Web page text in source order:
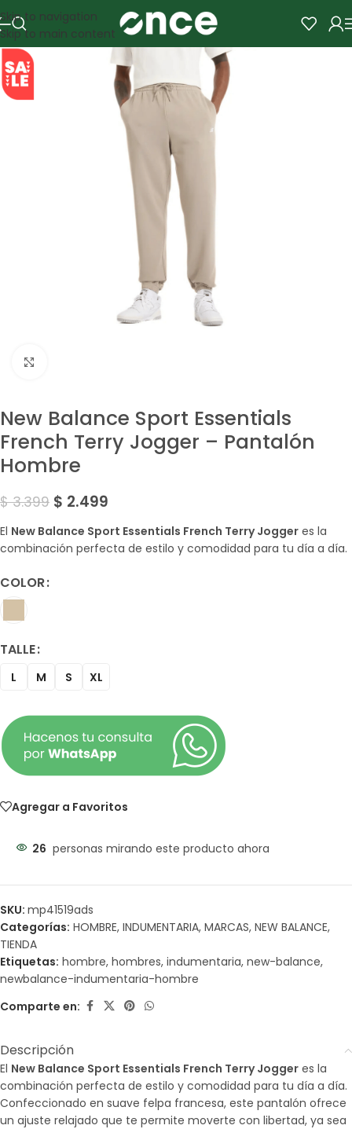
Skip to navigation
Skip to main content
SALE
New Balance Sport Essentials
French Terry Jogger – Pantalón
Hombre
$3.399 $ 2.499
El New Balance Sport Essentials French Terry Jogger es la
combinación perfecta de estilo y comodidad para tu día a día.
COLOR
TALLE
L M S XL
Agregar a Favoritos
26 personas mirando este producto ahora
SKU: mp41519ads
Categorías: HOMBRE, INDUMENTARIA, MARCAS, NEW BALANCE,
TIENDA
Etiquetas: hombre, hombres, indumentaria, new-balance,
newbalance-indumentaria-hombre
Comparte en:
Descripción
El New Balance Sport Essentials French Terry Jogger es la
combinación perfecta de estilo y comodidad para tu día a día.
Confeccionado en suave felpa francesa, este pantalón ofrece
un ajuste relajado que te permite moverte con libertad, ya sea